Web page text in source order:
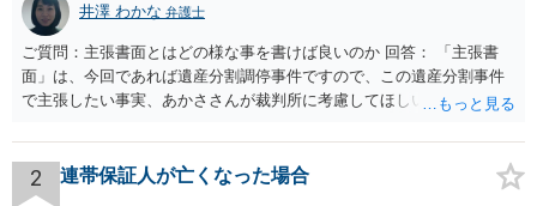
井澤 わかな 弁護士
ご質問：主張書面とはどの様な事を書けば良いのか 回答： 「主張書
面」は、今回であれば遺産分割調停事件ですので、この遺産分割事件
で主張したい事実、あかささんが裁判所に考慮してほしいと思う、亡
ります。 もし、主張したい事実や考慮してほしい事情に関連して
資料を持っているようであれば、主張書面とは別で提出できます。も
し、お姉さんに見られたくないような資料がある場合、「非開示の希
2 連帯保証人が亡くなった場合